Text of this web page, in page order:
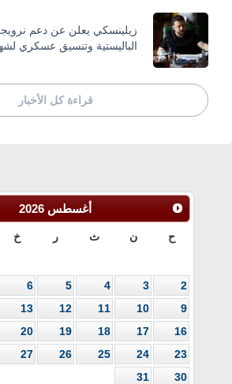
زيلينسكي يعلن عن دعم
الباليستية وتنسيق عسكري
قراءة كل الأخبار
أغسطس 2026
ح ن ث ر خ
2
3
4
5
6
9
10
11
12
13
16
17
18
19
20
23
24
25
26
27
30
31